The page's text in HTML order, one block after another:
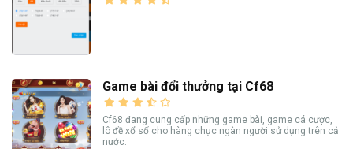
Game bài đổi thưởng tại Cf68
Cf68 đang cung cấp những game bài, game cá cược,
lô đề xổ số cho hàng chục ngàn người sử dụng trên cả
nước.